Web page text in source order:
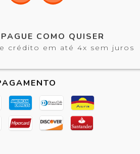
PAGUE COMO QUISER
crédito em até 4x sem juros